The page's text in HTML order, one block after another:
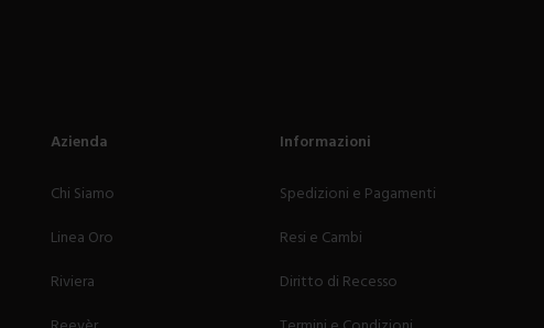
Azienda
Chi Siamo
Linea Oro
Riviera
Informazioni
Spedizioni e Pagamenti
Resi e Cambi
Diritto di Recesso